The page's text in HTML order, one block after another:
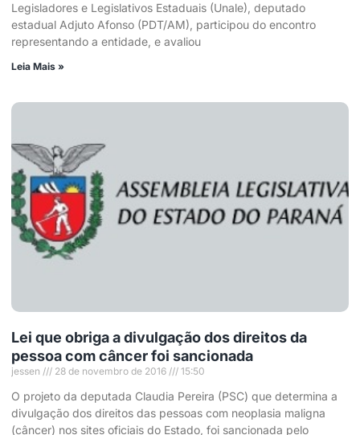
Legisladores e Legislativos Estaduais (Unale), deputado
estadual Adjuto Afonso (PDT/AM), participou do encontro
representando a entidade, e avaliou
Leia Mais »
Lei que obriga a divulgação dos direitos da
pessoa com câncer foi sancionada
jessen 28 de novembro de 2016 15:50
O projeto da deputada Claudia Pereira (PSC) que determina a
divulgação dos direitos das pessoas com neoplasia maligna
(câncer) nos sites oficiais do Estado, foi sancionada pelo